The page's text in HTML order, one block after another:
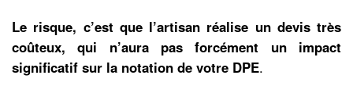
Le risque, c’est que l’artisan réalise un devis très
coûteux, qui n’aura pas forcément un impact
significatif sur la notation de votre DPE.